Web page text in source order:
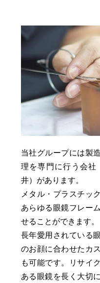
当社グループには製
理を専門に行う会
井）があります。
メタル・プラスチッ
あらゆる眼鏡フレー
せることができます。
長年愛用されている
のお顔に合わせたカ
も可能です。リサイ
ある眼鏡を長く大切